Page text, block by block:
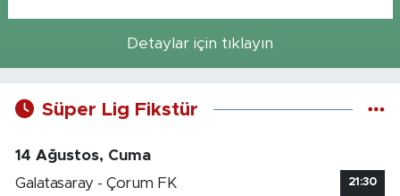
Detaylar için tıklayın
Süper Lig Fikstür
14 Ağustos, Cuma
Galatasaray - Çorum FK
21:30